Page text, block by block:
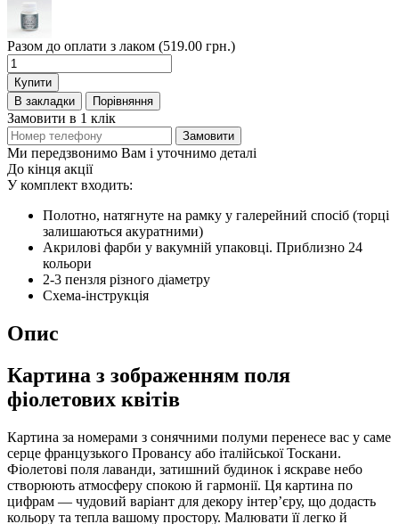
Разом до оплати з лаком (519.00 грн.)
Купити
В закладки
Порівняння
Замовити в 1 клік
Замовити
Ми передзвонимо Вам і уточнимо деталі
До кінця акції
У комплект входить:
Полотно, натягнуте на рамку у галерейний спосіб (торці
залишаються акуратними)
Акрилові фарби у вакумній упаковці. Приблизно 24
кольори
2-3 пензля різного діаметру
Схема-інструкція
Опис
Картина з зображенням поля
фіолетових квітів
Картина за номерами з сонячними полуми перенесе вас у саме
серце французького Провансу або італійської Тоскани.
Фіолетові поля лаванди, затишний будинок і яскраве небо
створюють атмосферу спокою й гармонії. Ця картина по
цифрам — чудовий варіант для декору інтер’єру, що додасть
кольору та тепла вашому простору. Малювати її легко й